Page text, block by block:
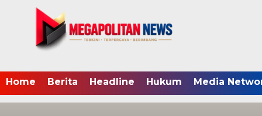
Home Berita Headline Hukum Media